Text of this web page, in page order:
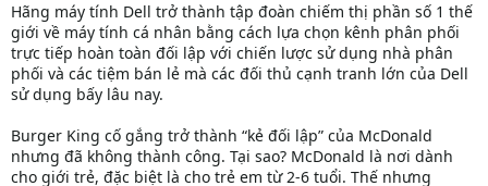
Hãng máy tính Dell trở thành tập đoàn chiếm thị phần số 1 thế
giới về máy tính cá nhân bằng cách lựa chọn kênh phân phối
trực tiếp hoàn toàn đối lập với chiến lược sử dụng nhà phân
phối và các tiệm bán lẻ mà các đối thủ cạnh tranh lớn của Dell
sử dụng bấy lâu nay.
Burger King cố gắng trở thành “kẻ đối lập” của McDonald
nhưng đã không thành công. Tại sao? McDonald là nơi dành
cho giới trẻ, đặc biệt là cho trẻ em từ 2-6 tuổi. Thế nhưng